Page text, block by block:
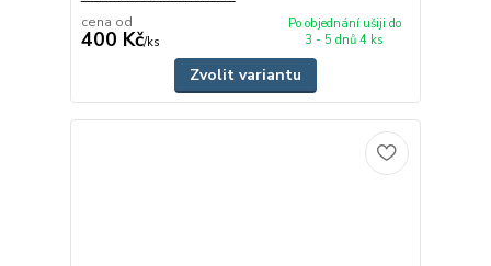
cena od
400 Kč/ks
Po objednání ušiji do
3 - 5 dnů 4 ks
Zvolit variantu